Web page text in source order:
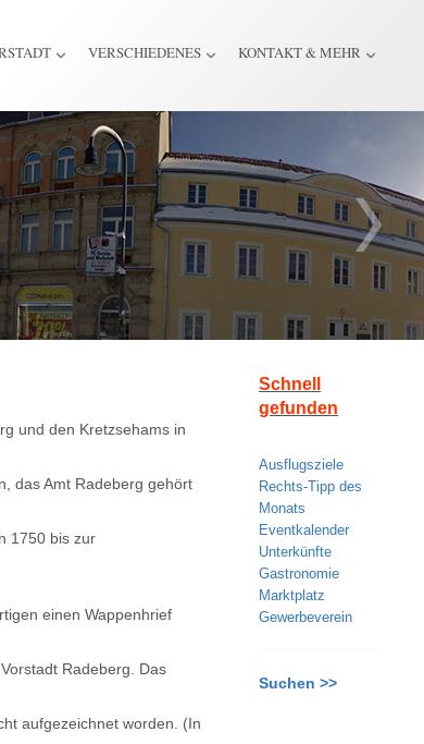
VERSCHIEDENES KONTAKT & MEHR
und den Kretzsehams in
das Amt Radeberg gehört
1750 bis zur
einen Wappenhrief
Radeberg. Das
aufgezeichnet worden. (In
Schnell
gefunden
Ausflugsziele
Rechts-Tipp des
Monats
Eventkalender
Unterkünfte
Gastronomie
Marktplatz
Gewerbeverein
Suchen >>